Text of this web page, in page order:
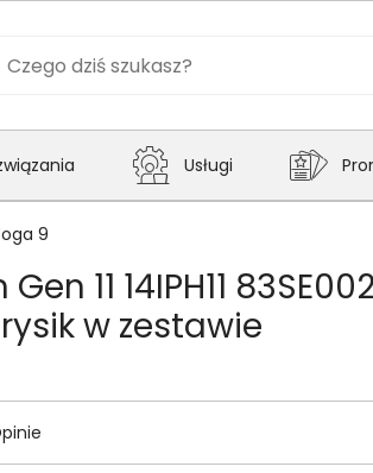
Usługi
9
11 14IPH11
rysik w zestawie